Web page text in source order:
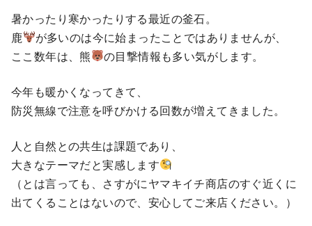
暑かったり寒かったりする最近の釜石。
鹿
が多いのは今に始まったことではありませんが、
ここ数年は、熊
の目撃情報も多い気がします。
今年も暖かくなってきて、
防災無線で注意を呼びかける回数が増えてきました。
人と自然との共生は課題であり、
大きなテーマだと実感します
（とは言っても、さすがにヤマキイチ商店のすぐ近くに
出てくることはないので、安心してご来店ください。）